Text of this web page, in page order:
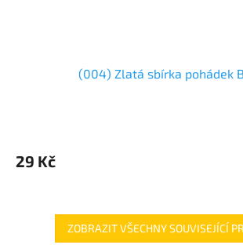
(004) Zlatá sbírka pohádek
29 Kč
ZOBRAZIT VŠECHNY SOUVISEJÍCÍ